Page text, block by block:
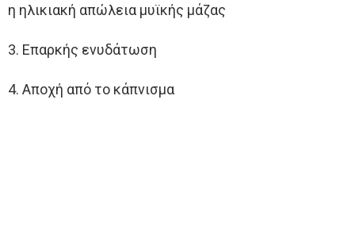
η ηλικιακή απώλεια μυϊκής μάζας
3. Επαρκής ενυδάτωση
4. Αποχή από το κάπνισμα